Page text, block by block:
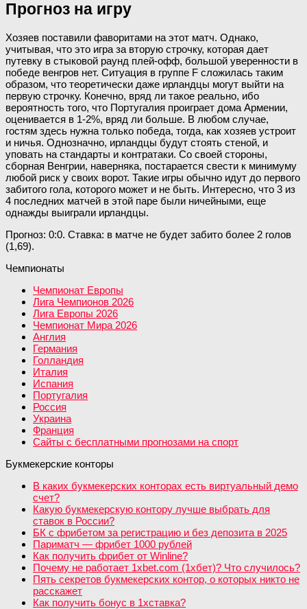
Прогноз на игру
Хозяев поставили фаворитами на этот матч. Однако,
учитывая, что это игра за вторую строчку, которая дает
путевку в стыковой раунд плей-офф, большой уверенности в
победе венгров нет. Ситуация в группе F сложилась таким
образом, что теоретически даже ирландцы могут выйти на
первую строчку. Конечно, вряд ли такое реально, ибо
вероятность того, что Португалия проиграет дома Армении,
оценивается в 1-2%, вряд ли больше. В любом случае,
гостям здесь нужна только победа, тогда, как хозяев устроит
и ничья. Однозначно, ирландцы будут стоять стеной, и
уповать на стандарты и контратаки. Со своей стороны,
сборная Венгрии, наверняка, постарается свести к минимуму
любой риск у своих ворот. Такие игры обычно идут до первого
забитого гола, которого может и не быть. Интересно, что 3 из
4 последних матчей в этой паре были ничейными, еще
однажды выиграли ирландцы.
Прогноз: 0:0. Ставка: в матче не будет забито более 2 голов
(1,69).
Чемпионаты
Чемпионат Европы
Лига Чемпионов 2026
Лига Европы 2026
Чемпионат Мира 2026
Англия
Германия
Голландия
Италия
Испания
Португалия
Россия
Украина
Франция
Сайты с бесплатными прогнозами на спорт
Букмекерские конторы
В каких букмекерских конторах есть виртуальный демо
счет?
Какую букмекерскую контору лучше выбрать для
ставок в России?
БК с фрибетом за регистрацию и без депозита в 2025
Париматч — фрибет 1000 рублей
Как получить фрибет от Winline?
Почему не работает 1xbet.com (1хбет)? Что случилось?
Пять секретов букмекерских контор, о которых никто не
расскажет
Как получить бонус в 1хставка?